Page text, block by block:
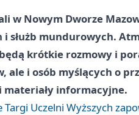
w Nowym Dworze
służb mundurowych.
krótkie rozmowy i
ale i osób myślących o
materiały informacyjne.
Targi Uczelni Wyższych